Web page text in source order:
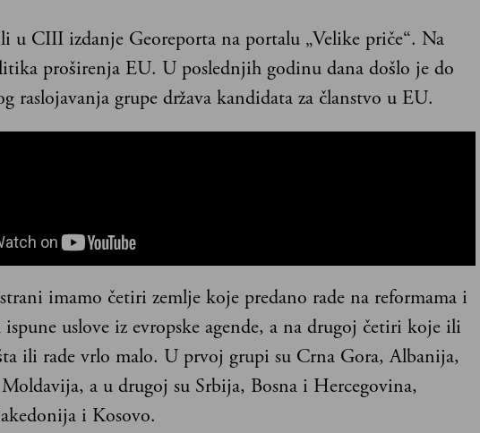
u CIII izdanje Georeporta na portalu „Velike priče“. Na
proširenja EU. U poslednjih godinu dana došlo je do
raslojavanja grupe država kandidata za članstvo u EU.
imamo četiri zemlje koje predano rade na reformama i
ispune uslove iz evropske agende, a na drugoj četiri koje ili
ili rade vrlo malo. U prvoj grupi su Crna Gora, Albanija,
a u drugoj su Srbija, Bosna i Hercegovina,
i Kosovo.